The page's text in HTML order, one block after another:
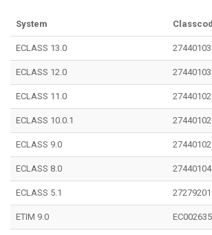
System
ECLASS 13.0 27440103
ECLASS 12.0 27440103
ECLASS 11.0 27440102
ECLASS 10.0.1 27440102
ECLASS 9.0 27440102
ECLASS 8.0 27440104
ECLASS 5.1 27279201
ETIM 9.0 EC002635